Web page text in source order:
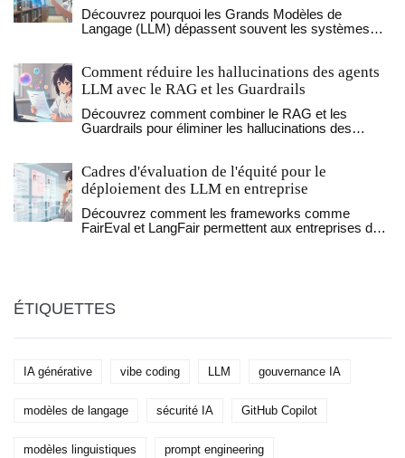
Découvrez pourquoi les Grands Modèles de
Langage (LLM) dépassent souvent les systèmes
limites face aux modèles spécialisés.
Comment réduire les hallucinations des agents
LLM avec le RAG et les Guardrails
Découvrez comment combiner le RAG et les
Guardrails pour éliminer les hallucinations des
Cadres d'évaluation de l'équité pour le
déploiement des LLM en entreprise
Découvrez comment les frameworks comme
FairEval et LangFair permettent aux entreprises de
ÉTIQUETTES
IA générative vibe coding LLM gouvernance IA
modèles de langage sécurité IA GitHub Copilot
modèles linguistiques prompt engineering